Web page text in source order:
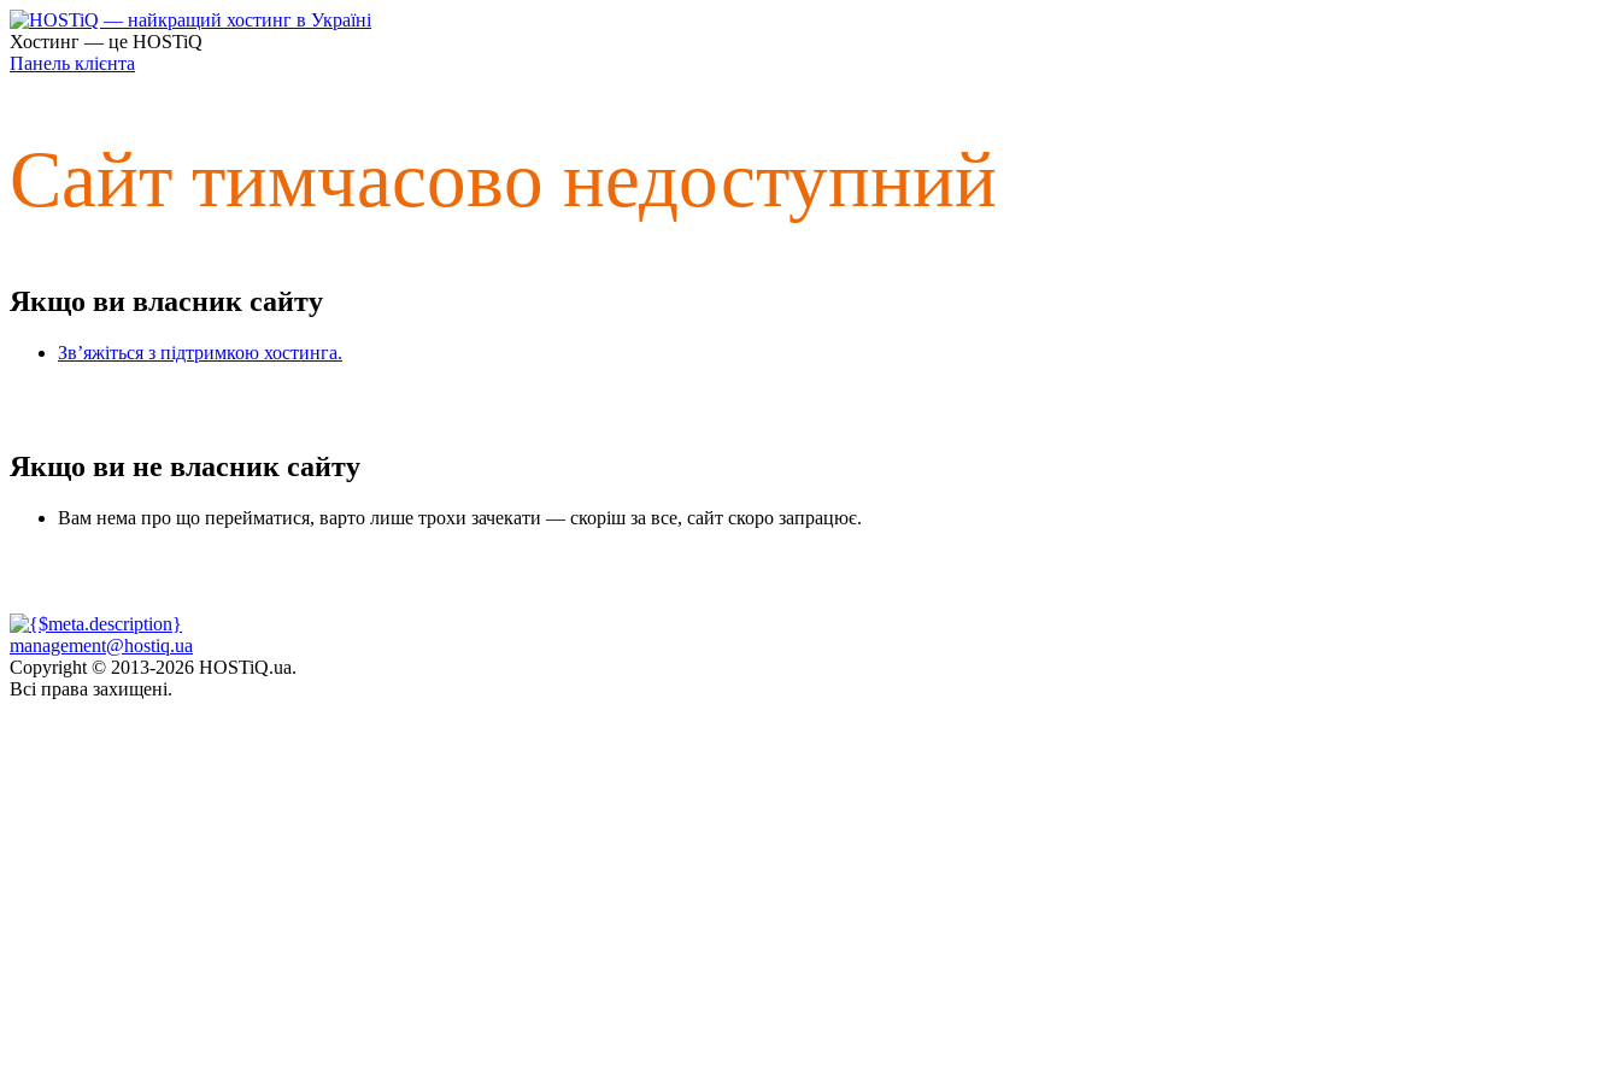
Хостинг — це HOSTiQ
Панель клієнта
Сайт тимчасово недоступний
Якщо ви власник сайту
Зв’яжіться з підтримкою хостинга.
Якщо ви не власник сайту
Вам нема про що перейматися, варто лише трохи зачекати — скоріш за все, сайт скоро запрацює.
management@hostiq.ua
Copyright © 2013-2026 HOSTiQ.ua.
Всі права захищені.